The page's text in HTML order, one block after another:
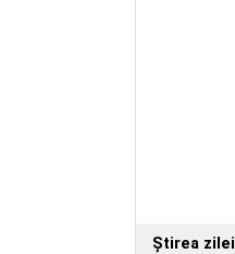
Ştirea zilei